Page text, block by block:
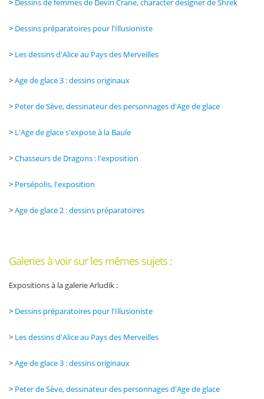
> Dessins de femmes de Devin Crane, character designer de Shrek
> Dessins préparatoires pour l'Illusioniste
> Les dessins d'Alice au Pays des Merveilles
>Age de glace 3 : dessins originaux
> Peter de Sève, dessinateur des personnages d'Age de glace
> L'Age de glace s'expose à la Baule
>Chasseurs de Dragons : l'exposition
> Persépolis, l'exposition
>Age de glace 2 : dessins préparatoires
Galeries à voir sur les mêmes sujets :
Expositions à la galerie Arludik :
> Dessins préparatoires pour l'Illusioniste
> Les dessins d'Alice au Pays des Merveilles
>Age de glace 3 : dessins originaux
> Peter de Sève, dessinateur des personnages d'Age de glace